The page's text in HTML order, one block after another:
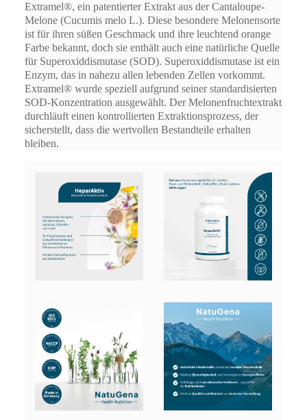
Extramel®, ein patentierter Extrakt aus der Cantaloupe-
Melone (Cucumis melo L.). Diese besondere Melonensorte
ist für ihren süßen Geschmack und ihre leuchtend orange
Farbe bekannt, doch sie enthält auch eine natürliche Quelle
für Superoxiddismutase (SOD). Superoxiddismutase ist ein
Enzym, das in nahezu allen lebenden Zellen vorkommt.
Extramel® wurde speziell aufgrund seiner standardisierten
SOD-Konzentration ausgewählt. Der Melonenfruchtextrakt
durchläuft einen kontrollierten Extraktionsprozess, der
sicherstellt, dass die wertvollen Bestandteile erhalten
bleiben.